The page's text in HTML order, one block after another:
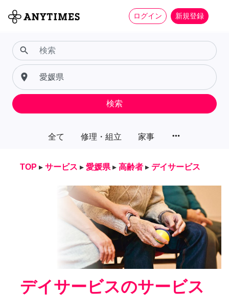
ログイン 新規登録
全て 修理・組立 家事 more_horiz
search
place
検索
TOP ▸ サービス ▸ 愛媛県 ▸ 高齢者 ▸ デイサービス
デイサービスのサービス